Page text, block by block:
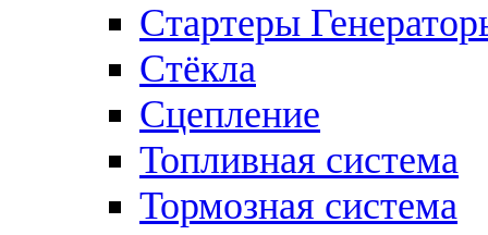
Стартеры
Стёкла
Сцепление
Топливная система
Тормозная система